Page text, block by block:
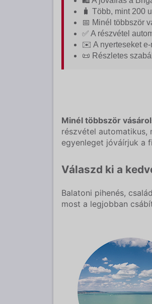
🧳 Több, mint 200
📅 Minél többször
✅ A részvétel
✉️ A nyerteseket
📜 Részletes
Minél többször
részvétel automatikus,
egyenleget jóváírjuk a
Válaszd ki a
Balatoni pihenés,
most a legjobban